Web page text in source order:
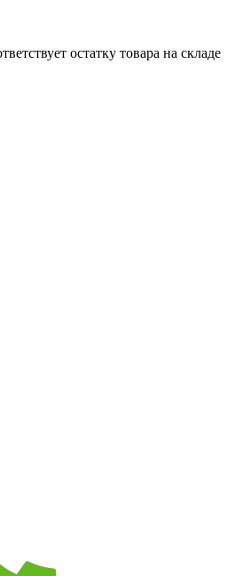
остатку товара на складе